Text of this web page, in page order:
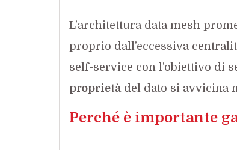
L’architettura data mesh
proprio dall’eccessiva
self-service con l’obiettivo di
proprietàdel dato si avvicina
Perché è importante